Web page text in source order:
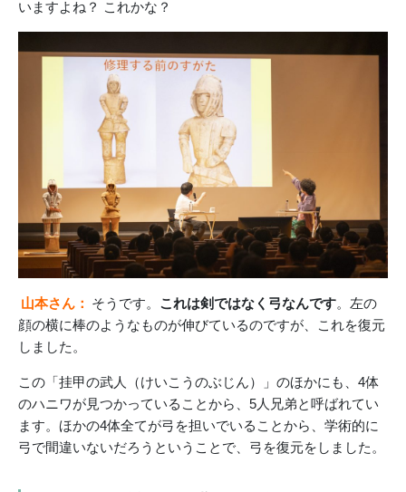
いますよね？ これかな？
山本さん： そうです。 これは剣ではなく弓なんです。左の
顔の横に棒のようなものが伸びているのですが、これを復元
しました。
この「挂甲の武人（けいこうのぶじん）」のほかにも、4体
のハニワが見つかっていることから、5人兄弟と呼ばれてい
ます。ほかの4体全てが弓を担いでいることから、学術的に
弓で間違いないだろうということで、弓を復元をしました。